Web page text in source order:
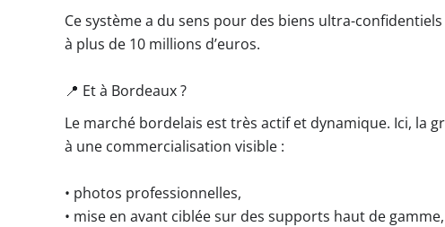
Ce système a du sens pour des biens ultra-
à plus de 10 millions d’euros.
📍 Et à Bordeaux ?
Le marché bordelais est très actif et dynamique. Ici, la
à une commercialisation visible :
• photos professionnelles,
• mise en avant ciblée sur des supports haut de gamme,